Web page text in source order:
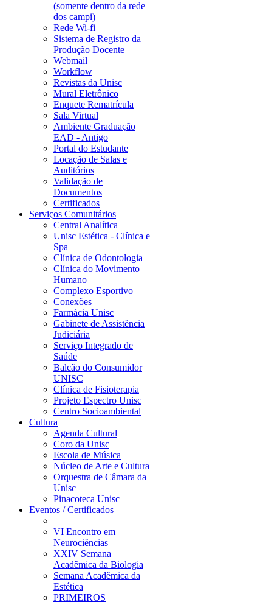
(somente dentro da rede
dos campi)
Rede Wi-fi
Sistema de Registro da
Produção Docente
Webmail
Workflow
Revistas da Unisc
Mural Eletrônico
Enquete Rematrícula
Sala Virtual
Ambiente Graduação
EAD - Antigo
Portal do Estudante
Locação de Salas e
Auditórios
Validação de
Documentos
Certificados
Serviços Comunitários
Central Analítica
Unisc Estética - Clínica e
Spa
Clínica de Odontologia
Clínica do Movimento
Humano
Complexo Esportivo
Conexões
Farmácia Unisc
Gabinete de Assistência
Judiciária
Serviço Integrado de
Saúde
Balcão do Consumidor
UNISC
Clínica de Fisioterapia
Projeto Espectro Unisc
Centro Socioambiental
Cultura
Agenda Cultural
Coro da Unisc
Escola de Música
Núcleo de Arte e Cultura
Orquestra de Câmara da
Unisc
Pinacoteca Unisc
Eventos / Certificados
VI Encontro em
Neurociências
XXIV Semana
Acadêmica da Biologia
Semana Acadêmica da
Estética
PRIMEIROS